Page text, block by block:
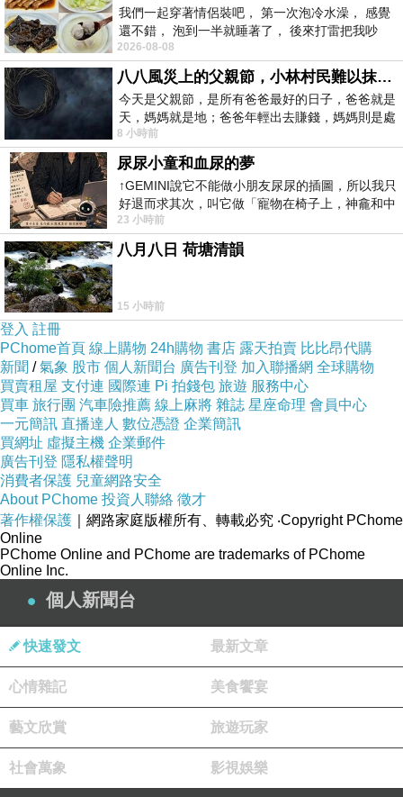
我們一起穿著情侶裝吧， 第一次泡冷水澡， 感覺
還不錯， 泡到一半就睡著了， 後來打雷把我吵
醒， 手
2026-08-08
八八風災上的父親節，小林村民難以抹滅的痛
今天是父親節，是所有爸爸最好的日子，爸爸就是
天，媽媽就是地；爸爸年輕出去賺錢，媽媽則是處
理家務，職業不分高低貴賤，只有人品才
8 小時前
尿尿小童和血尿的夢
↑GEMINI說它不能做小朋友尿尿的插圖，所以我只
好退而求其次，叫它做「寵物在椅子上，神龕和中
年人臉孔」的畫了。 六月底
23 小時前
八月八日 荷塘清韻
15 小時前
登入 註冊
PChome首頁 線上購物 24h購物 書店 露天拍賣 比比昂代購
新聞 /氣象 股市 個人新聞台 廣告刊登 加入聯播網 全球購物
買賣租屋 支付連 國際連 Pi 拍錢包 旅遊 服務中心
買車 旅行團 汽車險推薦 線上麻將 雜誌 星座命理 會員中心
一元簡訊 直播達人 數位憑證 企業簡訊
買網址 虛擬主機 企業郵件
廣告刊登 隱私權聲明
消費者保護 兒童網路安全
About PChome 投資人聯絡 徵才
著作權保護 ｜網路家庭版權所有、轉載必究 ‧Copyright PChome
Online
PChome Online and PChome are trademarks of PChome
Online Inc.
個人新聞台
快速發文 最新文章
心情雜記 美食饗宴
藝文欣賞 旅遊玩家
社會萬象 影視娛樂